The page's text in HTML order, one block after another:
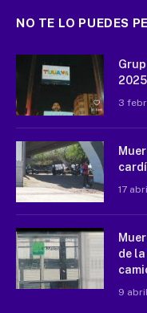
NO TE LO PUEDES
3
17
de
9